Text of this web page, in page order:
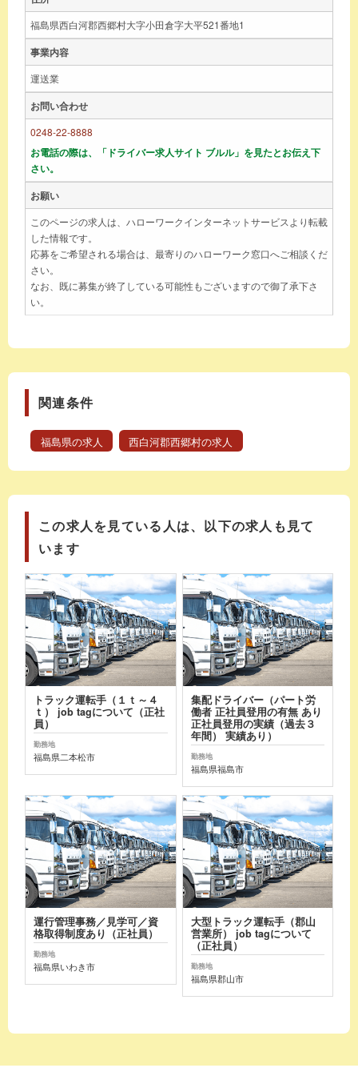
福島県西白河郡西郷村大字小田倉字大平521番地1
事業内容
運送業
お問い合わせ
0248-22-8888
お電話の際は、「ドライバー求人サイト ブルル」を見たとお伝え下
さい。
お願い
このページの求人は、ハローワークインターネットサービスより転載
した情報です。
応募をご希望される場合は、最寄りのハローワーク窓口へご相談くだ
さい。
なお、既に募集が終了している可能性もございますので御了承下さ
い。
関連条件
福島県の求人 西白河郡西郷村の求人
この求人を見ている人は、以下の求人も見て
います
トラック運転手（１ｔ～４
ｔ） job tagについて（正社
員）
勤務地
福島県二本松市
集配ドライバー（パート労
働者 正社員登用の有無 あり
正社員登用の実績（過去３
年間） 実績あり）
勤務地
福島県福島市
運行管理事務／見学可／資
格取得制度あり（正社員）
勤務地
福島県いわき市
大型トラック運転手（郡山
営業所） job tagについて
（正社員）
勤務地
福島県郡山市